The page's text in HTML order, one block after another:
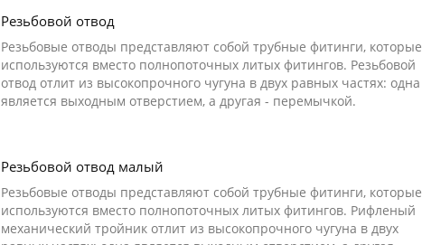
Резьбовой отвод
Резьбовые отводы представляют собой трубные фитинги, которые
используются вместо полнопоточных литых фитингов. Резьбовой
отвод отлит из высокопрочного чугуна в двух равных частях: одна
является выходным отверстием, а другая - перемычкой.
Резьбовой отвод малый
Резьбовые отводы представляют собой трубные фитинги, которые
используются вместо полнопоточных литых фитингов. Рифленый
механический тройник отлит из высокопрочного чугуна в двух